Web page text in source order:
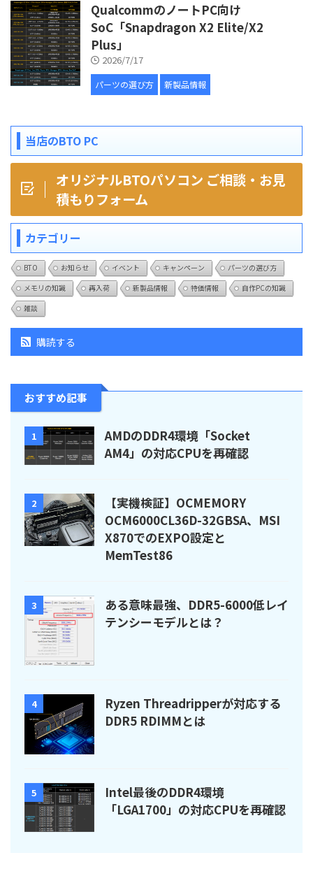
QualcommのノートPC向け
SoC「Snapdragon X2 Elite/X2
Plus」
2026/7/17
パーツの選び方 新製品情報
当店のBTO PC
オリジナルBTOパソコン ご相談・お見
積もりフォーム
カテゴリー
BTO お知らせ イベント キャンペーン
パーツの選び方
メモリの知識
再入荷 新製品情報 特価情報
自作PCの知識
雑談
購読する
おすすめ記事
1
AMDのDDR4環境「Socket
AM4」の対応CPUを再確認
2
【実機検証】OCMEMORY
OCM6000CL36D-32GBSA、MSI
X870でのEXPO設定と
MemTest86
3
ある意味最強、DDR5-6000低レイ
テンシーモデルとは？
4
Ryzen Threadripperが対応する
DDR5 RDIMMとは
5
Intel最後のDDR4環境
「LGA1700」の対応CPUを再確認